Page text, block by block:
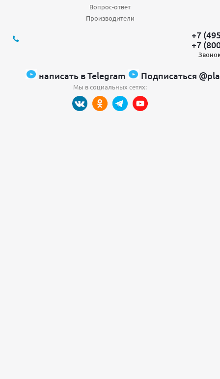
Вопрос-ответ
Производители
+7
+7
написать в Telegram Подписаться
Мы в социальных сетях: